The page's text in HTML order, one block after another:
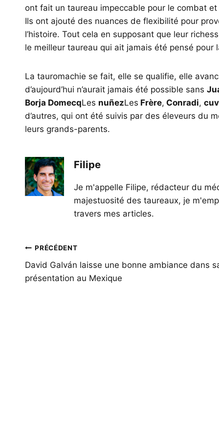
ont fait un taureau impeccable pour le combat
Ils ont ajouté des nuances de flexibilité pour
l’histoire. Tout cela en supposant que leur
le meilleur taureau qui ait jamais été pensé pour
La tauromachie se fait, elle se qualifie, elle
d’aujourd’hui n’aurait jamais été possible sans
Borja DomecqLes nuñezLes Frère, Conradi,
d’autres, qui ont été suivis par des éleveurs du
leurs grands-parents.
Filipe
Je m'appelle Filipe, rédacteur du
majestuosité des taureaux, je
travers mes articles.
Navigation
de
l’article
PRÉCÉDENT
David Galván laisse une bonne ambiance dans
présentation au Mexique